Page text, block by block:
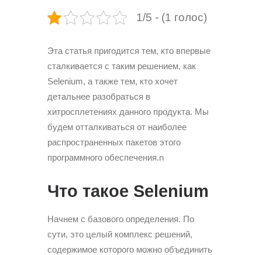
1/5 - (1 голос)
Эта статья пригодится тем, кто впервые
сталкивается с таким решением, как
Selenium, а также тем, кто хочет
детальнее разобраться в
хитросплетениях данного продукта. Мы
будем отталкиваться от наиболее
распространенных пакетов этого
программного обеспечения.n
Что такое Selenium
Начнем с базового определения. По
сути, это целый комплекс решений,
содержимое которого можно объединить